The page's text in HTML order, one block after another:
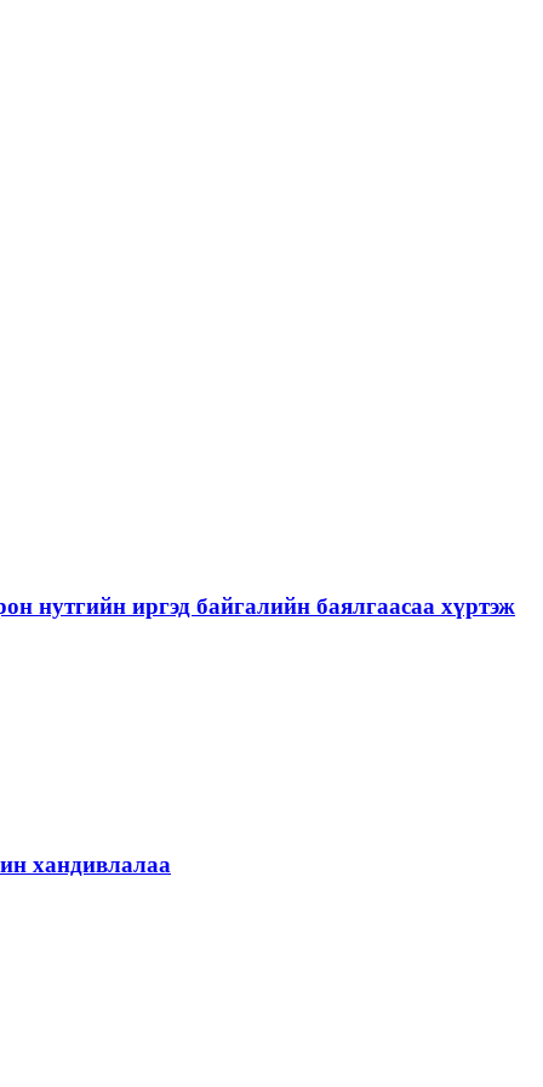
нутгийн иргэд байгалийн баялгаасаа хүртэж
хандивлалаа